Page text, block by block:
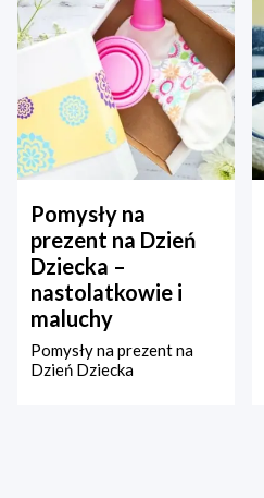
Pomysły na
prezent na Dzień
Dziecka –
nastolatkowie i
maluchy
Pomysły na prezent na
Dzień Dziecka